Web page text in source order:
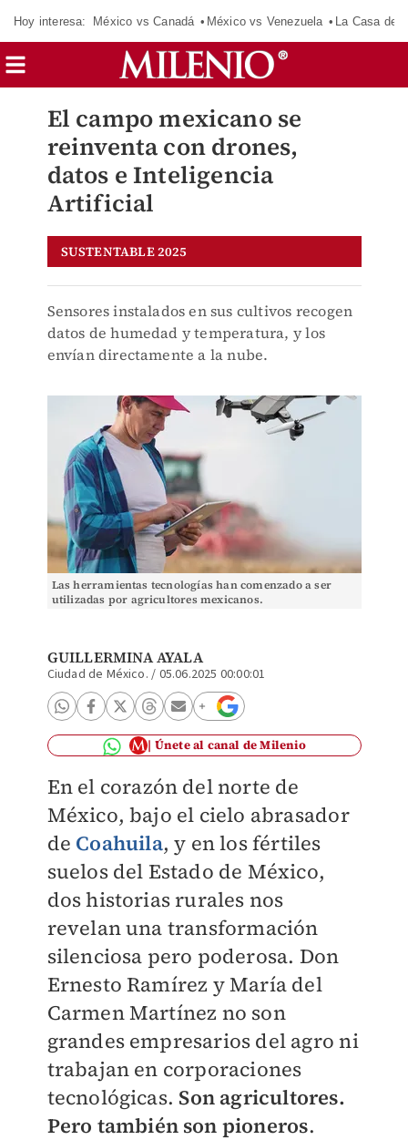
Hoy interesa: México vs Canadá México vs Venezuela La Casa de
El campo mexicano se
reinventa con drones,
datos e Inteligencia
Artificial
SUSTENTABLE 2025
Sensores instalados en sus cultivos recogen
datos de humedad y temperatura, y los
envían directamente a la nube.
Las herramientas tecnologías han comenzado a ser
utilizadas por agricultores mexicanos.
GUILLERMINA AYALA
Ciudad de México. / 05.06.2025 00:00:01
Únete al canal de Milenio
En el corazón del norte de
México, bajo el cielo abrasador
de Coahuila, y en los fértiles
suelos del Estado de México,
dos historias rurales nos
revelan una transformación
silenciosa pero poderosa. Don
Ernesto Ramírez y María del
Carmen Martínez no son
grandes empresarios del agro ni
trabajan en corporaciones
tecnológicas. Son agricultores.
Pero también son pioneros.